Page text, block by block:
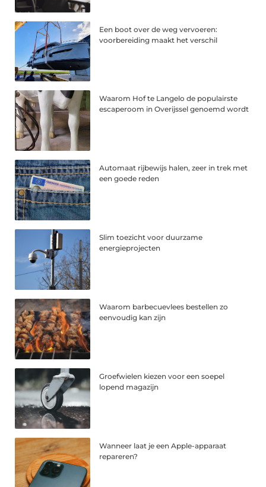
Een boot over de weg vervoeren:
voorbereiding maakt het verschil
Waarom Hof te Langelo de populairste
escaperoom in Overijssel genoemd wordt
Automaat rijbewijs halen, zeer in trek met
een goede reden
Slim toezicht voor duurzame
energieprojecten
Waarom barbecuevlees bestellen zo
eenvoudig kan zijn
Groefwielen kiezen voor een soepel
lopend magazijn
Wanneer laat je een Apple-apparaat
repareren?